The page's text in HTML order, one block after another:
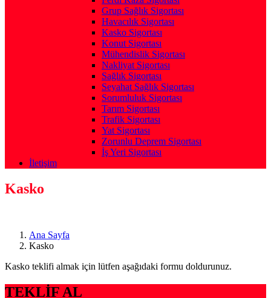
Grup Sağlık Sigortası
Havacılık Sigortası
Kasko Sigortası
Konut Sigortası
Mühendislik Sigortası
Nakliyat Sigortası
Sağlık Sigortası
Seyahat Sağlık Sigortası
Sorumluluk Sigortası
Tarım Sigortası
Trafik Sigortası
Yat Sigortası
Zorunlu Deprem Sigortası
İş Yeri Sigortası
İletişim
Kasko
Ana Sayfa
Kasko
Kasko teklifi almak için lütfen aşağıdaki formu doldurunuz.
TEKLİF AL